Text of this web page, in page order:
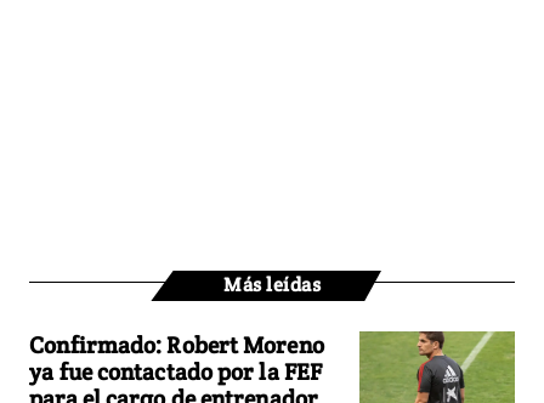
Más leídas
Confirmado: Robert Moreno
ya fue contactado por la FEF